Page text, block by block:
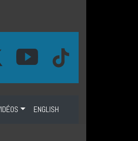
ENGLISH